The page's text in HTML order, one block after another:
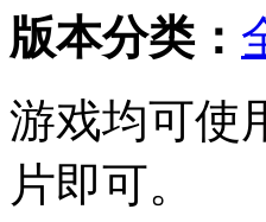
版本分类：
游戏均可使
片即可。